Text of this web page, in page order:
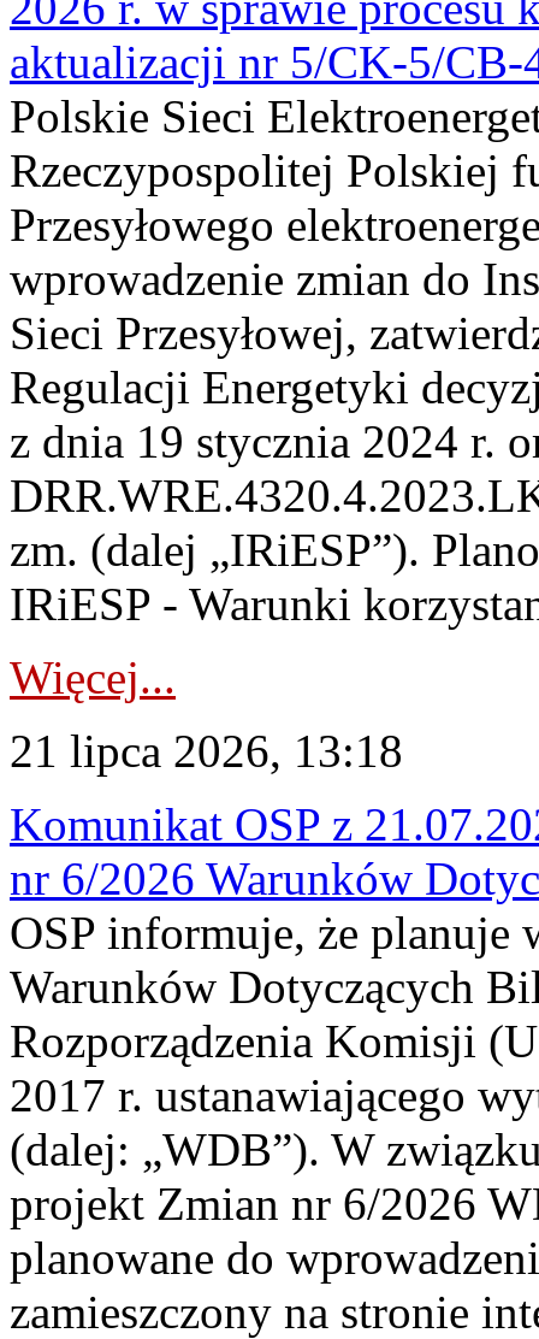
aktualizacji nr 5/CK-5/CB-
Polskie Sieci
Rzeczypospolitej Polskiej
Przesyłowego
wprowadzenie zmian do
Sieci Przesyłowej,
Regulacji Energetyki
z dnia 19 stycznia 2024 r.
zm. (dalej „IRiESP”).
IRiESP - Warunki
Więcej...
21 lipca 2026, 13:18
Komunikat OSP z
nr 6/2026 Warunków
OSP informuje, że planuje
Warunków Dotyczących
Rozporządzenia Komisji
2017 r. ustanawiającego
(dalej: „WDB”). W
projekt Zmian nr 6/2026
planowane do
zamieszczony na stronie